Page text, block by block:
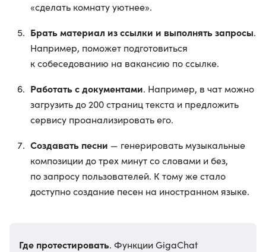
«сделать комнату уютнее».
Брать материал из ссылки и выполнять запросы.
Например, поможет подготовиться
к собеседованию на вакансию по ссылке.
Работать с документами. Например, в чат можно
загрузить до 200 страниц текста и предложить
сервису проанализировать его.
Создавать песни — генерировать музыкальные
композиции до трех минут со словами и без,
по запросу пользователей. К тому же стало
доступно создание песен на иностранном языке.
Где протестировать. Функции GigaChat